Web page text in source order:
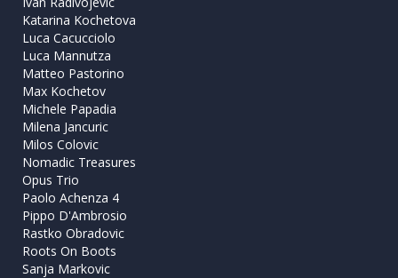
Katarina Kochetova
Luca Cacucciolo
Luca Mannutza
Matteo Pastorino
Max Kochetov
Michele Papadia
Milena Jancuric
Milos Colovic
Nomadic Treasures
Opus Trio
Paolo Achenza 4
Pippo D'Ambrosio
Rastko Obradovic
Roots On Boots
Sanja Markovic